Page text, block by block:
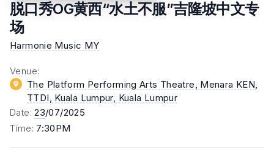
脱口秀OG黄西“水土不服”吉隆坡中文专
场
Harmonie Music MY
Venue:
The Platform Performing Arts Theatre, Menara KEN,
TTDI, Kuala Lumpur, Kuala Lumpur
Date:23/07/2025
Time: 7:30PM